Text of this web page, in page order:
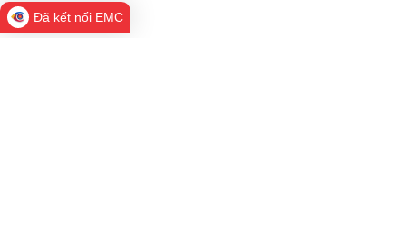
Đã kết nối EMC